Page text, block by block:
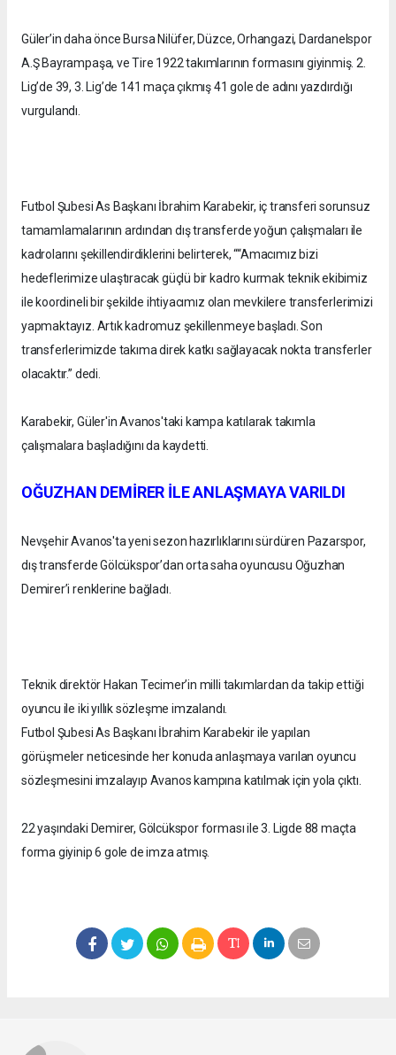
Güler’in daha önce Bursa Nilüfer, Düzce, Orhangazi, Dardanelspor
A.Ş Bayrampaşa, ve Tire 1922 takımlarının formasını giyinmiş. 2.
Lig’de 39, 3. Lig’de 141 maça çıkmış 41 gole de adını yazdırdığı
vurgulandı.
Futbol Şubesi As Başkanı İbrahim Karabekir, iç transferi sorunsuz
tamamlamalarının ardından dış transferde yoğun çalışmaları ile
kadrolarını şekillendirdiklerini belirterek, ““Amacımız bizi
hedeflerimize ulaştıracak güçlü bir kadro kurmak teknik ekibimiz
ile koordineli bir şekilde ihtiyacımız olan mevkilere transferlerimizi
yapmaktayız. Artık kadromuz şekillenmeye başladı. Son
transferlerimizde takıma direk katkı sağlayacak nokta transferler
olacaktır.” dedi.
Karabekir, Güler'in Avanos'taki kampa katılarak takımla
çalışmalara başladığını da kaydetti.
OĞUZHAN DEMİRER İLE ANLAŞMAYA VARILDI
Nevşehir Avanos'ta yeni sezon hazırlıklarını sürdüren Pazarspor,
dış transferde Gölcükspor’dan orta saha oyuncusu Oğuzhan
Demirer’i renklerine bağladı.
Teknik direktör Hakan Tecimer’in milli takımlardan da takip ettiği
oyuncu ile iki yıllık sözleşme imzalandı.
Futbol Şubesi As Başkanı İbrahim Karabekir ile yapılan
görüşmeler neticesinde her konuda anlaşmaya varılan oyuncu
sözleşmesini imzalayıp Avanos kampına katılmak için yola çıktı.
22 yaşındaki Demirer, Gölcükspor forması ile 3. Ligde 88 maçta
forma giyinip 6 gole de imza atmış.